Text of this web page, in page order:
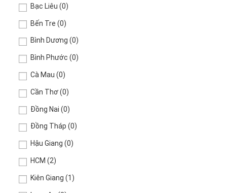
Bạc Liêu (0)
Bến Tre (0)
Bình Dương (0)
Bình Phước (0)
Cà Mau (0)
Cần Thơ(0)
Đồng Nai (0)
Đồng Tháp (0)
Hậu Giang (0)
HCM (2)
Kiên Giang (1)